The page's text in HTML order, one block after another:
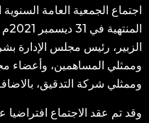
اجتماع الجمعية العامة
الزبير، رئيس مجلس الإدارة
وممثلي المساهمين، وأعضاء
وممثلي شركة التدقيق،
وقد تم عقد الاجتماع افتراضيا